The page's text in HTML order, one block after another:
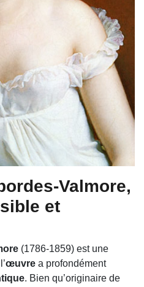
Valmore,
et
(1786-1859) est une
œuvre a profondément
. Bien qu’originaire de